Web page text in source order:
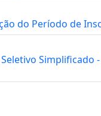
do Período de
Simplificado